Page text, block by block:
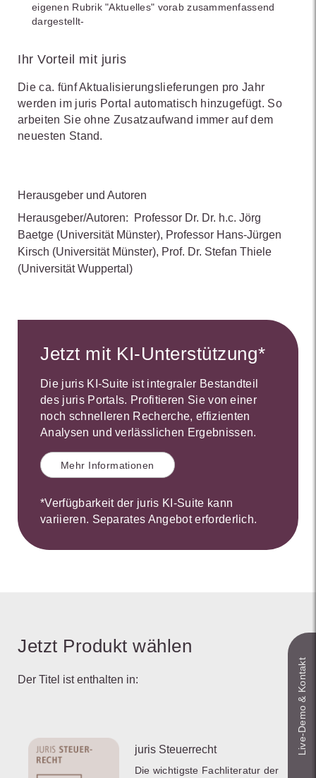
eigenen Rubrik "Aktuelles" vorab zusammenfassend
dargestellt-
Ihr Vorteil mit juris
Die ca. fünf Aktualisierungslieferungen pro Jahr
werden im juris Portal automatisch hinzugefügt. So
arbeiten Sie ohne Zusatzaufwand immer auf dem
neuesten Stand.
Herausgeber und Autoren
Herausgeber/Autoren:
Professor Dr. Dr. h.c. Jörg
Baetge (Universität Münster), Professor Hans-Jürgen
Kirsch (Universität Münster), Prof. Dr. Stefan Thiele
(Universität Wuppertal)
Jetzt mit KI-Unterstützung*
Die juris KI-Suite ist integraler Bestandteil
des juris Portals. Profitieren Sie von einer
noch schnelleren Recherche, effizienten
Analysen und verlässlichen Ergebnissen.
Mehr Informationen
*Verfügbarkeit der juris KI-Suite kann
variieren. Separates Angebot erforderlich.
Jetzt Produkt wählen
Der Titel ist enthalten in:
juris Steuerrecht
Die wichtigste Fachliteratur der
Live‑Demo & Kontakt